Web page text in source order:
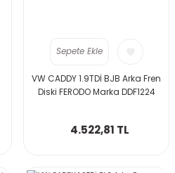
Sepete Ekle
VW CADDY 1.9TDİ BJB Arka Fren
Diski FERODO Marka DDF1224
4.522,81 TL